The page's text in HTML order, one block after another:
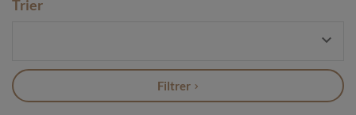
Pendentif en quartz lavande
Trier

Filtrer